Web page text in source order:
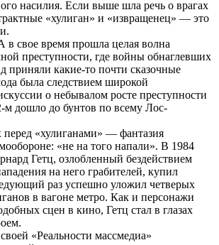
насилия. Если выше шла речь о врагах
«хулиган» и «извращенец» — это
свое время прошла целая волна
преступности, где войны обнаглевших
приняли какие-то почти сказочные
была следствием широкой
о небывалом росте преступности
м дошло до бунтов по всему Лос-
перед «хулиганами» — фантазия
«не на того напали». В 1984
Гетц, озлобленный бездействием
на него грабителей, купил
раз успешно уложил четверых
в вагоне метро. Как и персонажи
сцен в кино, Гетц стал в глазах
«Реальности массмедиа»